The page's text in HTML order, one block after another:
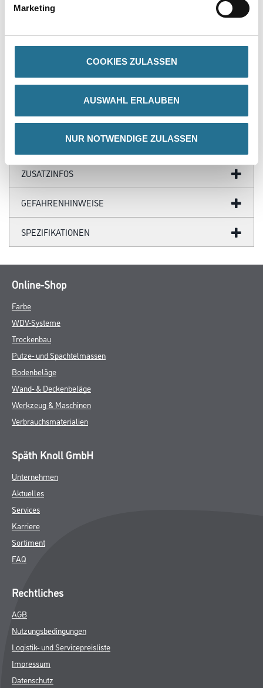
Marketing
COOKIES ZULASSEN
AUSWAHL ERLAUBEN
NUR NOTWENDIGE ZULASSEN
PRODUKTEIGENSCHAFTEN
Produkteigenschaft
- Leichtes und schnelles Einschrauben
- Phosphatiert für Korrosionsschutz bei kurzzeitiger
Feuchtebeanspruchung, z.B. während Bauphase und Transport
- Selbstschneidend
ZUSATZINFOS
GEFAHRENHINWEISE
SPEZIFIKATIONEN
Online-Shop
Farbe
WDV-Systeme
Trockenbau
Putze- und Spachtelmassen
Bodenbeläge
Wand- & Deckenbeläge
Werkzeug & Maschinen
Verbrauchsmaterialien
Späth Knoll GmbH
Unternehmen
Aktuelles
Services
Karriere
Sortiment
FAQ
Rechtliches
AGB
Nutzungsbedingungen
Logistik- und Servicepreisliste
Impressum
Datenschutz